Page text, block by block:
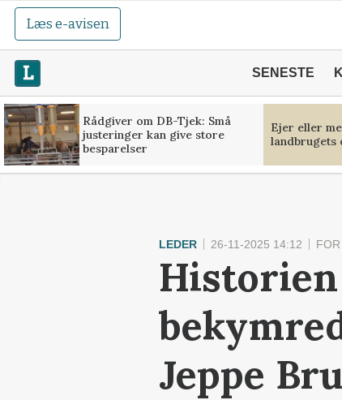
Læs e-avisen
SENESTE
Rådgiver om DB-Tjek: Små
justeringer kan give store
besparelser
Ejer eller
landbrugets
LEDER 26-11-2025 14:12
Jeppe